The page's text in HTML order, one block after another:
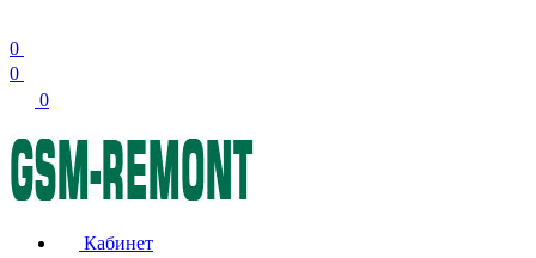
0
0
0
Кабинет